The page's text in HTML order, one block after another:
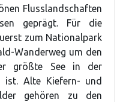
Flusslandschaften
geprägt. Für die
zum Nationalpark
Wanderweg um den
größte See in der
ist. Alte Kiefern- und
gehören zu den